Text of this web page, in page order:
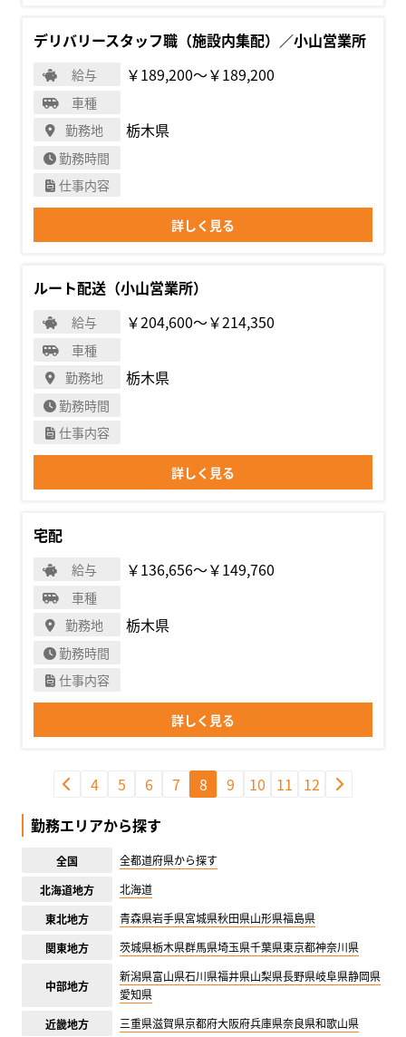
デリバリースタッフ職（施設内集配）／小山営業所
給与 ￥189,200〜￥189,200
車種
勤務地
栃木県
勤務時間
仕事内容
詳しく見る
ルート配送（小山営業所）
給与 ￥204,600〜￥214,350
車種
勤務地
栃木県
勤務時間
仕事内容
詳しく見る
宅配
給与 ￥136,656〜￥149,760
車種
勤務地
栃木県
勤務時間
仕事内容
詳しく見る
4 5 6 7 8 9 10 11 12
勤務エリアから探す
全国
全都道府県から探す
北海道地方
北海道
東北地方
青森県岩手県宮城県秋田県山形県福島県
関東地方
茨城県栃木県群馬県埼玉県千葉県東京都神奈川県
中部地方
新潟県富山県石川県福井県山梨県長野県岐阜県静岡県
愛知県
近畿地方
三重県滋賀県京都府大阪府兵庫県奈良県和歌山県